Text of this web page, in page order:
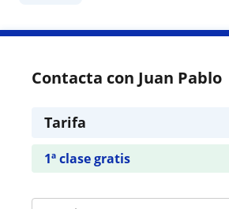
Contacta con Juan Pablo
Tarifa
1ª clase gratis